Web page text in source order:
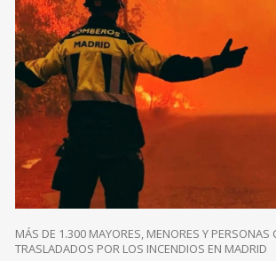
MÁS DE 1.300 MAYORES, MENORES Y PERSONAS
TRASLADADOS POR LOS INCENDIOS EN MADRID